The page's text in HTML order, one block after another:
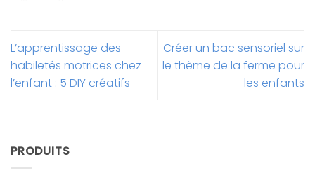
L’apprentissage des
habiletés motrices chez
l’enfant : 5 DIY créatifs
Créer un bac sensoriel sur
le thème de la ferme pour
les enfants
PRODUITS